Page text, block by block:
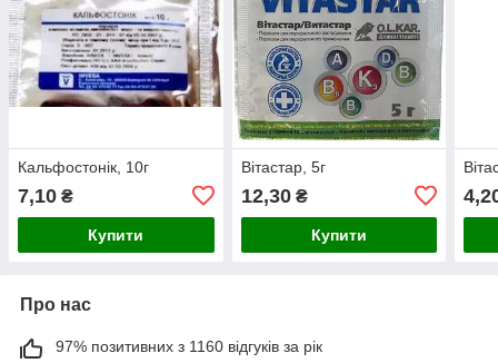
Кальфостонік, 10г
7,10 ₴
Купити
Вітастар, 5г
12,30₴
Купити
Про нас
97% позитивних з 1160 відгуків за рік